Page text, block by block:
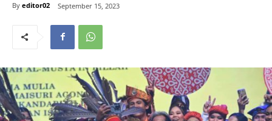
By editor02 September 15, 2023